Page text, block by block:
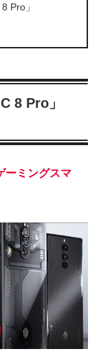
Pro」
8 Pro」
ーミングスマ